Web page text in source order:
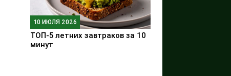
10 ИЮЛЯ 2026
ТОП-5 летних завтраков за 10
минут